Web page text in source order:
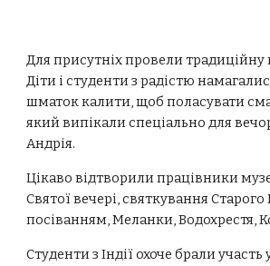
Для присутніх провели традиційну
Діти і студенти з радістю
шматок калити, щоб поласувати
який випікали спеціально для
Андрія.
Цікаво відтворили працівники
Святої вечері, святкування
посіванням, Меланки, Водохрестя,
Студенти з Індії охоче брали участь